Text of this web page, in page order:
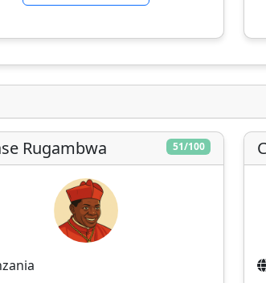
51/100
Rugambwa